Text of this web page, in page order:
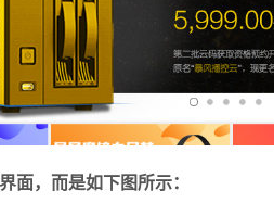
面，而是如下图所示：